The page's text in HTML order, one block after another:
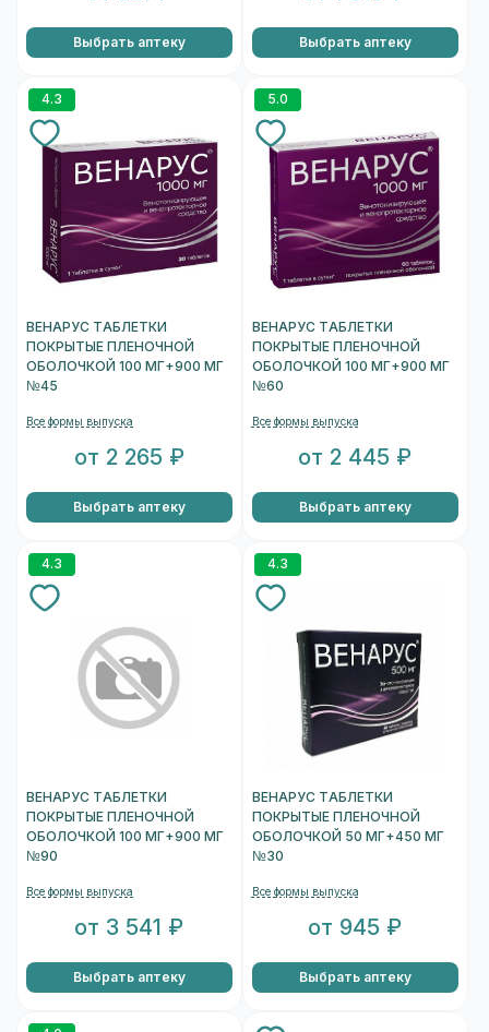
Выбрать аптеку Выбрать аптеку
4.3
ВЕНАРУС ТАБЛЕТКИ
ПОКРЫТЫЕ ПЛЕНОЧНОЙ
ОБОЛОЧКОЙ 100 МГ+900 МГ
№45
Все формы выпуска
от 2 265 ₽
Выбрать аптеку
5.0
ВЕНАРУС ТАБЛЕТКИ
ПОКРЫТЫЕ ПЛЕНОЧНОЙ
ОБОЛОЧКОЙ 100 МГ+900 МГ
№60
Все формы выпуска
от 2 445 ₽
Выбрать аптеку
4.3
ВЕНАРУС ТАБЛЕТКИ
ПОКРЫТЫЕ ПЛЕНОЧНОЙ
ОБОЛОЧКОЙ 100 МГ+900 МГ
№90
Все формы выпуска
от 3 541 ₽
Выбрать аптеку
4.3
ВЕНАРУС ТАБЛЕТКИ
ПОКРЫТЫЕ ПЛЕНОЧНОЙ
ОБОЛОЧКОЙ 50 МГ+450 МГ
№30
Все формы выпуска
от 945 ₽
Выбрать аптеку